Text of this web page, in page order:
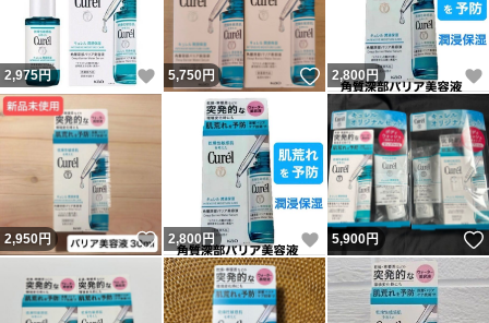
2,975円 いいね！
5,750円 いいね！
2,800円
2,950円 いいね！
2,800円 いいね！
5,900円